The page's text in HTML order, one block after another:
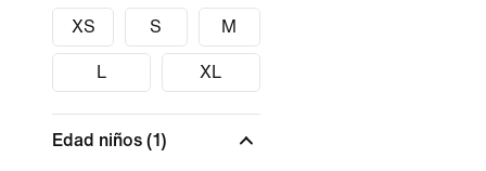
XS S M
L XL
Edad niños (1)